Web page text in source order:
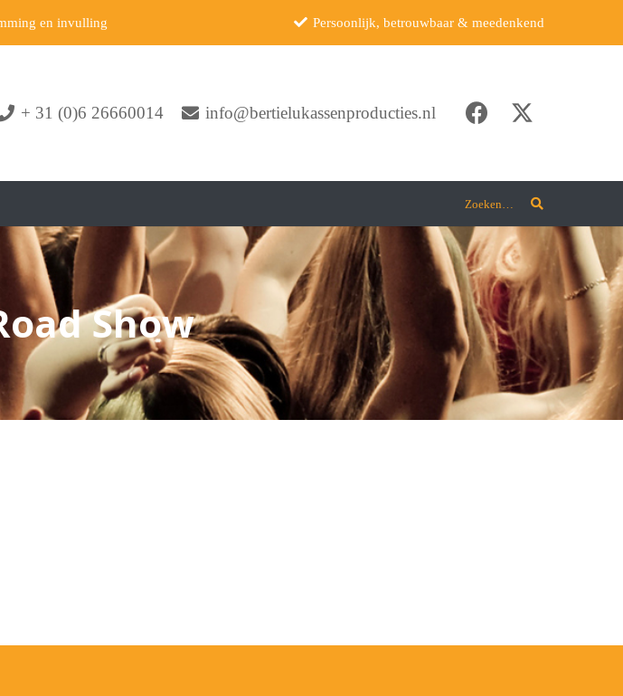
en invulling Persoonlijk, betrouwbaar & meedenkend
+ 31 (0)6 26660014 info@bertielukassenproducties.nl
Zoeken…
Show